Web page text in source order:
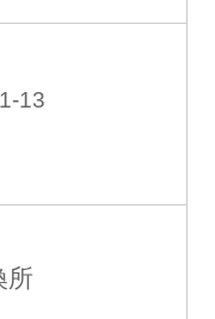
13
所